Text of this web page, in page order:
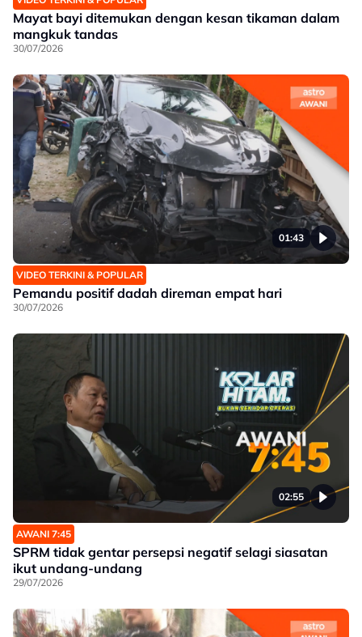
Mayat bayi ditemukan dengan kesan tikaman dalam
mangkuk tandas
30/07/2026
01:43
VIDEO TERKINI & POPULAR
Pemandu positif dadah direman empat hari
30/07/2026
02:55
AWANI 7:45
SPRM tidak gentar persepsi negatif selagi siasatan
ikut undang-undang
29/07/2026